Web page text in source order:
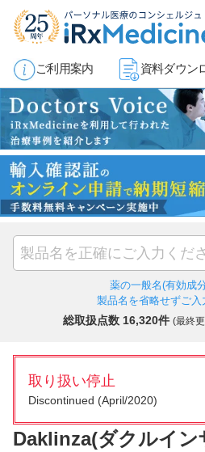
ご利用案内 資料ダウン
薬の一般名(有効成
製品名を省略せずご入
総取扱点数 16,320件 (最終
取り扱い停止
Discontinued (April/2020)
Daklinza(ダクルイン